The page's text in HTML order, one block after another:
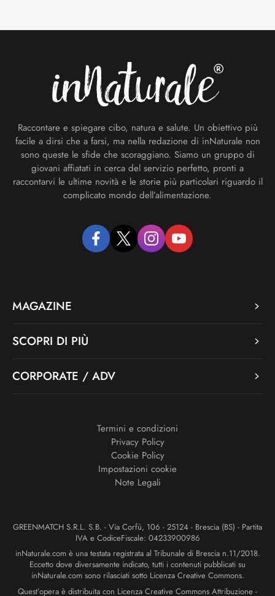
Raccontare e spiegare cibo, natura e salute. Un obiettivo più
facile a dirsi che a farsi, ma nella redazione di inNaturale non
sono queste le sfide che scoraggiano. Siamo un gruppo di
giovani affiatati in cerca del servizio perfetto, pronti a
raccontarvi le ultime novità e le storie più particolari riguardo il
complicato mondo dell’alimentazione.
facebooktwitter instagramyoutube
MAGAZINE
SCOPRI DI PIÙ
CORPORATE / ADV
Termini e condizioni
Privacy Policy
Cookie Policy
Impostazioni cookie
Note Legali
GREENMATCH S.R.L. S.B. - Via Corfù, 106 - 25124 - Brescia (BS) - Partita
IVA e CodiceFiscale: 04233900986
inNaturale.com è una testata registrata al Tribunale di Brescia n.11/2018.
Eccetto dove diversamente indicato, tutti i contenuti pubblicati su
inNaturale.com sono rilasciati sotto Licenza Creative Commons.
Quest’opera è distribuita con Licenza Creative Commons Attribuzione -